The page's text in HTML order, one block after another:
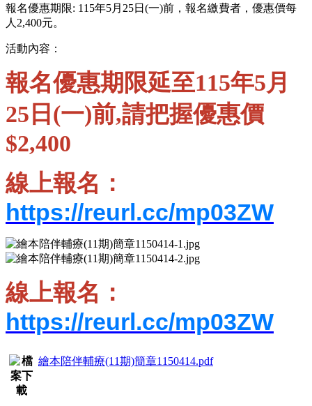
報名優惠期限: 115年5月25日(一)前，報名繳費者，優惠價每
人2,400元。
活動內容：
報名優惠期限延至115年5月
25日(一)前,請把握優惠價
$2,400
線上報名：
https://reurl.cc/mp03ZW
線上報名：
https://reurl.cc/mp03ZW
繪本陪伴輔療(11期)簡章1150414.pdf